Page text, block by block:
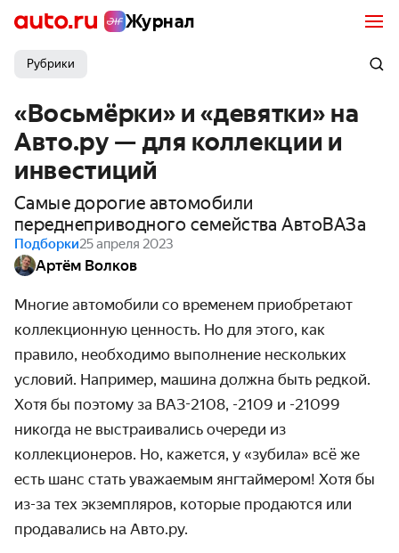
Журнал
Рубрики
«Восьмёрки» и «девятки» на
Авто.ру — для коллекции и
инвестиций
Самые дорогие автомобили
переднеприводного семейства АвтоВАЗа
Подборки25 апреля 2023
Артём Волков
Многие автомобили со временем приобретают
коллекционную ценность. Но для этого, как
правило, необходимо выполнение нескольких
условий. Например, машина должна быть редкой.
Хотя бы поэтому за ВАЗ-2108, -2109 и -21099
никогда не выстраивались очереди из
коллекционеров. Но, кажется, у «зубила» всё же
есть шанс стать уважаемым янгтаймером! Хотя бы
из-за тех экземпляров, которые продаются или
продавались на Авто.ру.